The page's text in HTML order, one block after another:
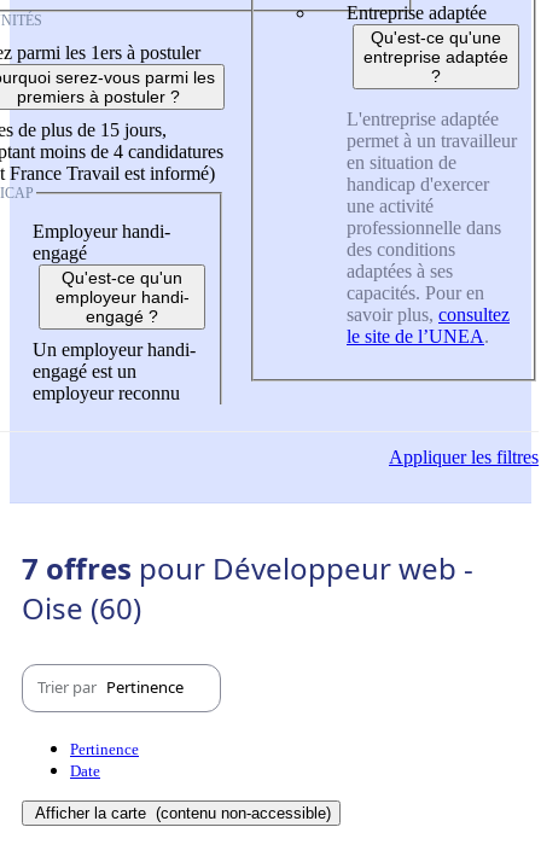
parmi les 1ers à postuler
serez-vous parmi les
premiers à postuler ?
de plus de 15 jours,
moins de 4 candidatures
France Travail est informé)
Employeur handi-
engagé
Qu'est-ce qu'un
employeur handi-
engagé ?
Un employeur handi-
engagé est un
employeur reconnu
Entreprise adaptée
Qu'est-ce qu'une
entreprise adaptée
?
L'entreprise adaptée
permet à un travailleur
en situation de
handicap d'exercer
une activité
professionnelle dans
des conditions
adaptées à ses
capacités. Pour en
savoir plus, consultez
le site de l’UNEA.
Appliquerles filtres
7 offres pour Développeur web -
Oise (60)
Trier par Pertinence
Pertinence
Date
Afficher la carte (contenu non-accessible)